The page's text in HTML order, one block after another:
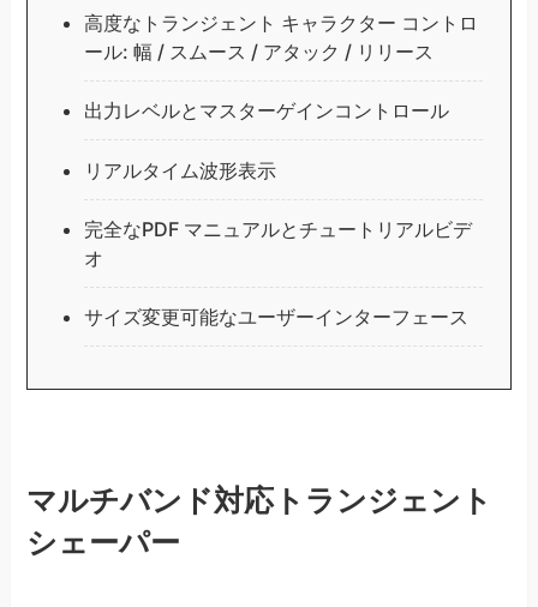
高度なトランジェント キャラクター コントロ
ール: 幅 / スムース / アタック / リリース
出力レベルとマスターゲインコントロール
リアルタイム波形表示
完全なPDF マニュアルとチュートリアルビデ
オ
サイズ変更可能なユーザーインターフェース
マルチバンド対応トランジェント
シェーパー